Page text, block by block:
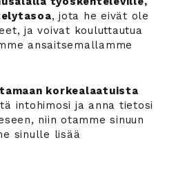
, jota he eivät ole
ja voivat kouluttautua
ansaitsemallamme
korkealaatuista
intohimosi ja anna tietosi
niin otamme sinuun
sinulle lisää